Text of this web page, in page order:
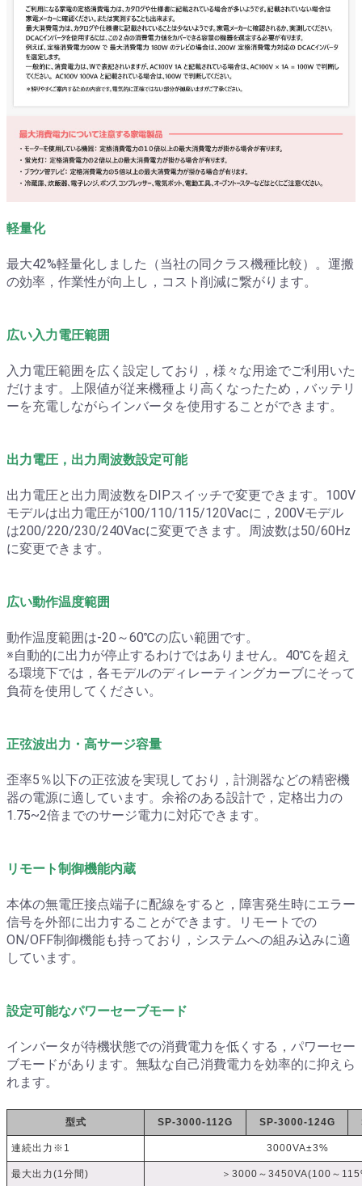
軽量化
最大42%軽量化しました（当社の同クラス機種比較）。運搬
の効率，作業性が向上し，コスト削減に繋がります。
広い入力電圧範囲
入力電圧範囲を広く設定しており，様々な用途でご利用いた
だけます。上限値が従来機種より高くなったため，バッテリ
ーを充電しながらインバータを使用することができます。
出力電圧，出力周波数設定可能
出力電圧と出力周波数をDIPスイッチで変更できます。100V
モデルは出力電圧が100/110/115/120Vacに，200Vモデル
は200/220/230/240Vacに変更できます。周波数は50/60Hz
に変更できます。
広い動作温度範囲
動作温度範囲は-20～60℃の広い範囲です。
※自動的に出力が停止するわけではありません。40℃を超え
る環境下では，各モデルのディレーティングカーブにそって
負荷を使用してください。
正弦波出力・高サージ容量
歪率5％以下の正弦波を実現しており，計測器などの精密機
器の電源に適しています。余裕のある設計で，定格出力の
1.75~2倍までのサージ電力に対応できます。
リモート制御機能内蔵
本体の無電圧接点端子に配線をすると，障害発生時にエラー
信号を外部に出力することができます。リモートでの
ON/OFF制御機能も持っており，システムへの組み込みに適
しています。
設定可能なパワーセーブモード
インバータが待機状態での消費電力を低くする，パワーセー
ブモードがあります。無駄な自己消費電力を効率的に抑えら
れます。
型式 SP-3000-112G SP-3000-124G
連続出力※1 3000VA±3%
最大出力(1分間) ＞3000～3450VA(100～